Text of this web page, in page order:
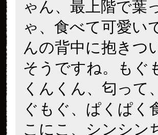
ゃん、最上階で葉
ゃ、食べて可愛い
んの背中に抱きつ
そうですね。もぐ
くんくん、匂って
ぐもぐ、ぱくぱく
こにこ、シンシン